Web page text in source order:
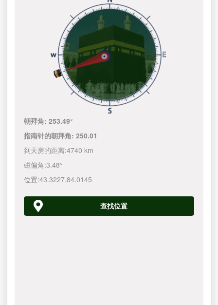
朝拜角:253.49°
指南针的朝拜角:250.01
到天房的距离:4740 km
磁偏角:3.48°
位置:43.3227,84.0145
查找位置